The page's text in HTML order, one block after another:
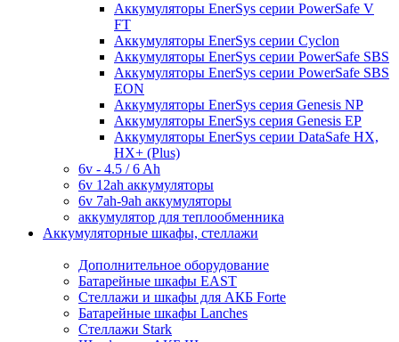
Аккумуляторы EnerSys серии PowerSafe V
FT
Аккумуляторы EnerSys серии Cyclon
Аккумуляторы EnerSys серии PowerSafe SBS
Аккумуляторы EnerSys серии PowerSafe SBS
EON
Аккумуляторы EnerSys серия Genesis NP
Аккумуляторы EnerSys серия Genesis EP
Аккумуляторы EnerSys серии DataSafe HX,
HX+ (Plus)
6v - 4.5 / 6 Ah
6v 12ah аккумуляторы
6v 7ah-9ah аккумуляторы
аккумулятор для теплообменника
Аккумуляторные шкафы, стеллажи
Дополнительное оборудование
Батарейные шкафы EAST
Стеллажи и шкафы для АКБ Forte
Батарейные шкафы Lanches
Стеллажи Stark